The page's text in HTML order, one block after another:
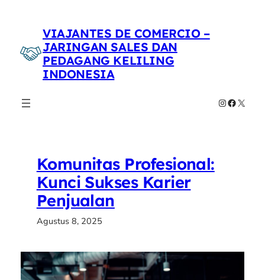
VIAJANTES DE COMERCIO –
JARINGAN SALES DAN
PEDAGANG KELILING
INDONESIA
Instagram
X
Komunitas Profesional:
Kunci Sukses Karier
Penjualan
Agustus 8, 2025